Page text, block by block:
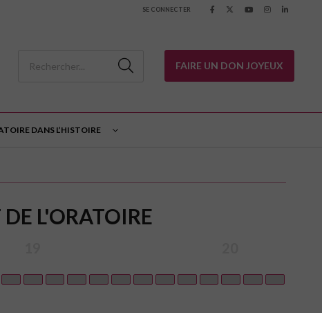
SE CONNECTER
FAIRE UN DON JOYEUX
DANS L’HISTOIRE
L'ORATOIRE